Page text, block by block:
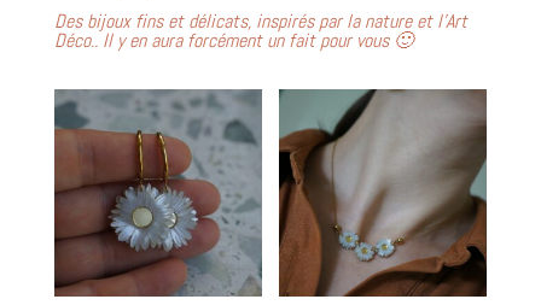
Des bijoux fins et délicats, inspirés par la nature et l’Art
Déco..Il y en aura forcément un fait pour vous 🙂